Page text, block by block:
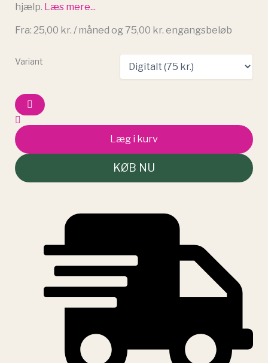
hjælp. Læs mere...
Fra: 25,00 kr. / måned og75,00 kr. engangsbeløb
Variant
Støttebevis
subscription)
antal
Læg i kurv
KØB NU